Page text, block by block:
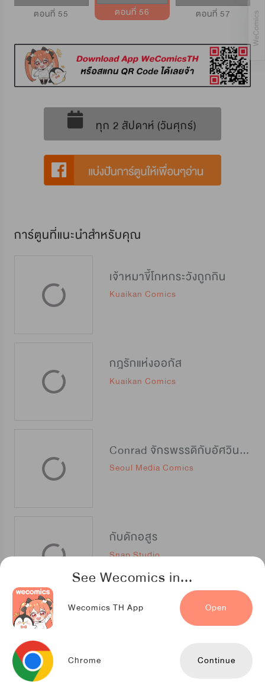
See Wecomics in...
Wecomics TH App Open
Chrome Continue
ตอนที่ 55 ตอนที่ 56 ตอนที่ 57
ทุก 2 สัปดาห์ (วันศุกร์)
การ์ตูนที่แนะนำสำหรับคุณ
เจ้าหมาขี้โกหกระวังถูกกิน
Kuaikan Comics
กฎรักแห่งออกัส
Kuaikan Comics
Conrad จักรพรรดิกับอัศวินมังกร
Seoul Media Comics
กับดักอสูร
Snap Studio
ทาสรักปรมาจารย์ปิศาจ